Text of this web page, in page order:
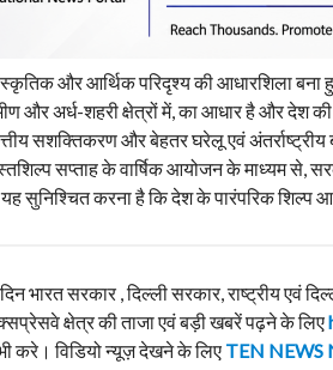
और आर्थिक परिदृश्य की आधारशिला बना
और अर्ध-शहरी क्षेत्रों में, का आधार है और देश
सशक्तिकरण और बेहतर घरेलू एवं
सप्ताह के वार्षिक आयोजन के माध्यम से,
सुनिश्चित करना है कि देश के पारंपरिक
भारत सरकार , दिल्ली सरकार, राष्ट्रीय एवं
क्षेत्र की ताजा एवं बड़ी खबरें पढ़ने के लिए
करे। विडियो न्यूज़ देखने के लिए TEN NEWS